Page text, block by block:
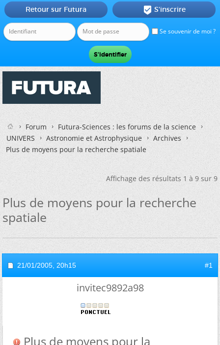
Se souvenir de moi ?
Retour sur Futura  S'inscrire
Forum
Futura-Sciences : les forums de la science
UNIVERS
Astronomie et Astrophysique
Archives
Plus de moyens pour la recherche spatiale
Affichage des résultats 1 à 9 sur 9
Plus de moyens pour la recherche
spatiale
21/01/2005, 20h15 #1
invitec9892a98
Plus de moyens pour la